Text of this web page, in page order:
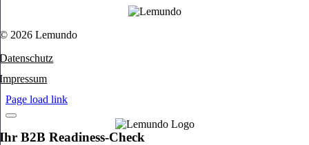
© 2026 Lemundo
Datenschutz
Impressum
Page load link
Ihr B2B Readiness-Check